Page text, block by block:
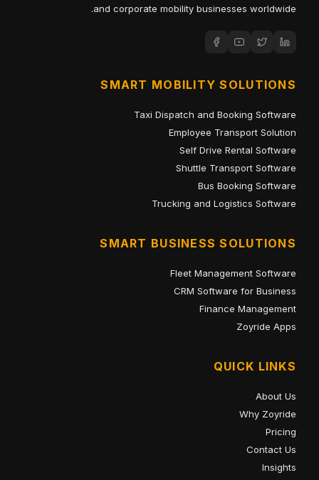
and corporate mobility businesses worldwide.
SMART MOBILITY SOLUTIONS
Taxi Dispatch and Booking Software
Employee Transport Solution
Self Drive Rental Software
Shuttle Transport Software
Bus Booking Software
Trucking and Logistics Software
SMART BUSINESS SOLUTIONS
Fleet Management Software
CRM Software for Business
Finance Management
Zoyride Apps
QUICK LINKS
About Us
Why Zoyride
Pricing
Contact Us
Insights